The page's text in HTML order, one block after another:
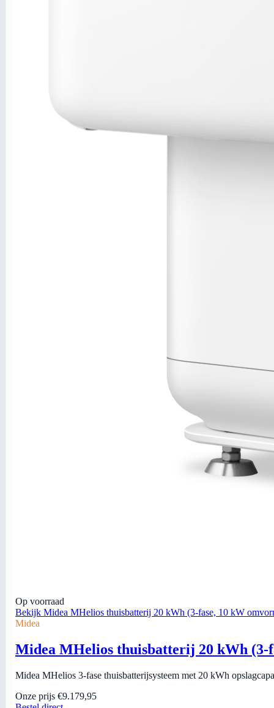
Op voorraad
Bekijk Midea MHelios thuisbatterij 20 kWh (3-fase, 10 kW
Midea
Midea MHelios thuisbatterij 20 kWh (3-
Midea MHelios 3-fase thuisbatterijsysteem met 20 kWh
Onze prijs €9.179,95